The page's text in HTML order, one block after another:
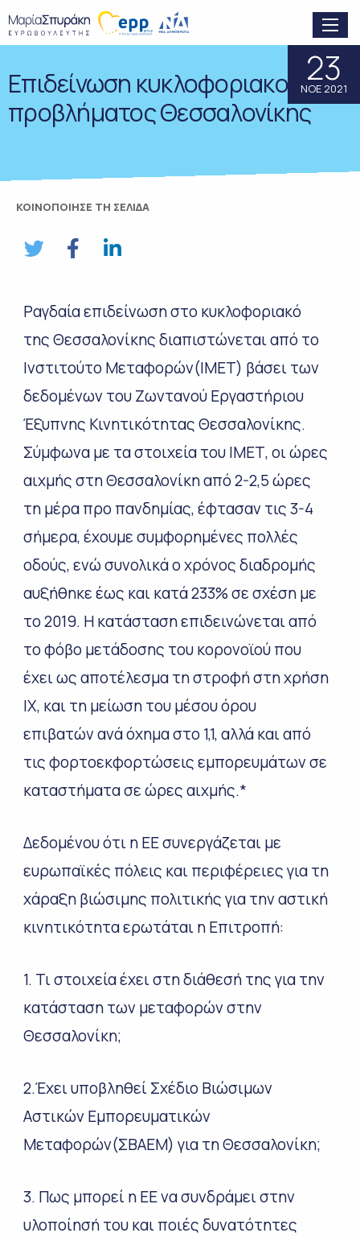
Επιδείνωση κυκλοφοριακού
προβλήματος Θεσσαλονίκης
23
ΝΟΕ 2021
Ραγδαία επιδείνωση στο κυκλοφοριακό
της Θεσσαλονίκης διαπιστώνεται από το
Ινστιτούτο Μεταφορών(ΙΜΕΤ) βάσει των
δεδομένων του Ζωντανού Εργαστήριου
Έξυπνης Κινητικότητας Θεσσαλονίκης.
Σύμφωνα με τα στοιχεία του ΙΜΕΤ, οι ώρες
αιχμής στη Θεσσαλονίκη από 2-2,5 ώρες
τη μέρα προ πανδημίας, έφτασαν τις 3-4
σήμερα, έχουμε συμφορημένες πολλές
οδούς, ενώ συνολικά ο χρόνος διαδρομής
αυξήθηκε έως και κατά 233% σε σχέση με
το 2019. Η κατάσταση επιδεινώνεται από
το φόβο μετάδοσης του κορονοϊού που
έχει ως αποτέλεσμα τη στροφή στη χρήση
ΙΧ, και τη μείωση του μέσου όρου
επιβατών ανά όχημα στο 1,1, αλλά και από
τις φορτοεκφορτώσεις εμπορευμάτων σε
καταστήματα σε ώρες αιχμής.*
Δεδομένου ότι η ΕΕ συνεργάζεται με
ευρωπαϊκές πόλεις και περιφέρειες για τη
χάραξη βιώσιμης πολιτικής για την αστική
κινητικότητα ερωτάται η Επιτροπή:
1. Τι στοιχεία έχει στη διάθεσή της για την
κατάσταση των μεταφορών στην
Θεσσαλονίκη;
2.Έχει υποβληθεί Σχέδιο Βιώσιμων
Αστικών Εμπορευματικών
Μεταφορών(ΣΒΑΕΜ) για τη Θεσσαλονίκη;
3. Πως μπορεί η ΕΕ να συνδράμει στην
υλοποίησή του και ποιές δυνατότητες
ΚΟΙΝΟΠΟΙΗΣΕ ΤΗ ΣΕΛΙΔΑ